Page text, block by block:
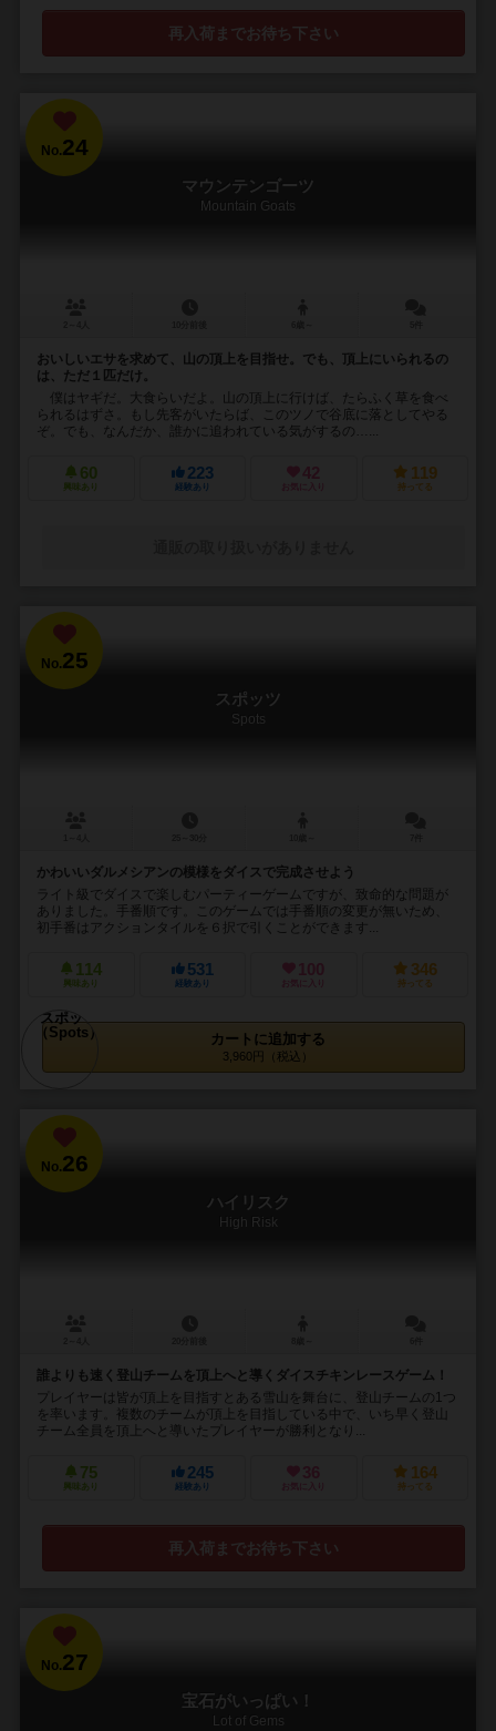
再入荷までお待ち下さい
No.24
マウンテンゴーツ
Mountain Goats
おいしいエサを求めて、山の頂上を目指せ。でも、頂上にいられるの
は、ただ１匹だけ。
僕はヤギだ。大食らいだよ。山の頂上に行けば、たらふく草を食べ
られるはずさ。もし先客がいたらば、このツノで谷底に落としてやる
ぞ。でも、なんだか、誰かに追われている気がするの…...
60
興味あり
223
経験あり
42
お気に入り
119
持ってる
No.25
スポッツ
Spots
かわいいダルメシアンの模様をダイスで完成させよう
ライト級でダイスで楽しむパーティーゲームですが、致命的な問題が
ありました。手番順です。このゲームでは手番順の変更が無いため、
初手番はアクションタイルを６択で引くことができます...
114
興味あり
531
経験あり
100
お気に入り
346
持ってる
カートに追加する
3,960円（税込）
No.26
ハイリスク
High Risk
誰よりも速く登山チームを頂上へと導くダイスチキンレースゲーム！
プレイヤーは皆が頂上を目指すとある雪山を舞台に、登山チームの1つ
を率います。複数のチームが頂上を目指している中で、いち早く登山
チーム全員を頂上へと導いたプレイヤーが勝利となり...
75
興味あり
245
経験あり
36
お気に入り
164
持ってる
再入荷までお待ち下さい
No.27
宝石がいっぱい！
Lot of Gems